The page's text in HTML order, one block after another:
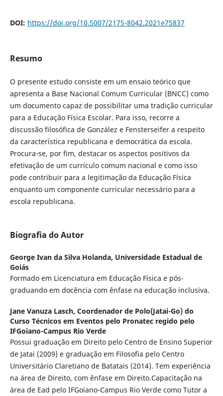
DOI: https://doi.org/10.5007/2175-8042.2021e75837
Resumo
O presente estudo consiste em um ensaio teórico que
apresenta a Base Nacional Comum Curricular (BNCC) como
um documento capaz de possibilitar uma tradição curricular
para a Educação Física Escolar. Para isso, recorre a
discussão filosófica de González e Fensterseifer a respeito
da característica republicana e democrática da escola.
Procura-se, por fim, destacar os aspectos positivos da
efetivação de um currículo comum nacional e como isso
pode contribuir para a legitimação da Educação Física
enquanto um componente curricular necessário para a
escola republicana.
Biografia do Autor
George Ivan da Silva Holanda, Universidade Estadual de
Goiás
Formado em Licenciatura em Educação Física e pós-
graduando em docência com ênfase na educação inclusiva.
Jane Vanuza Lasch, Coordenador de Polo(Jatai-Go) do
Curso Técnicos em Eventos pelo Pronatec regido pelo
IFGoiano-Campus Rio Verde
Possui graduação em Direito pelo Centro de Ensino Superior
de Jatai (2009) e graduação em Filosofia pelo Centro
Universitário Claretiano de Batatais (2014). Tem experiência
na área de Direito, com ênfase em Direito.Capacitação na
área de Ead pelo IFGoiano-Campus Rio Verde como Tutor a